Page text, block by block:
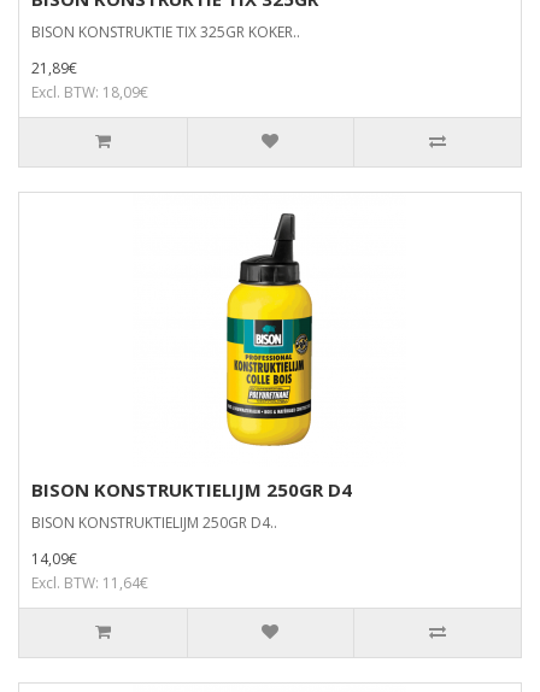
BISON KONSTRUKTIE TIX 325GR KOKER..
21,89€
Excl. BTW: 18,09€
BISON KONSTRUKTIELIJM 250GR D4
BISON KONSTRUKTIELIJM 250GR D4..
14,09€
Excl. BTW: 11,64€